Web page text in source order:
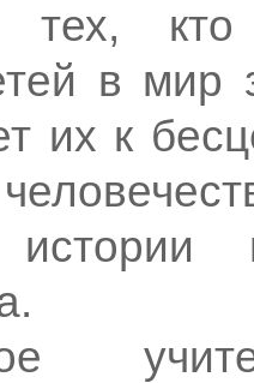
тех,
в мир
их к
истории